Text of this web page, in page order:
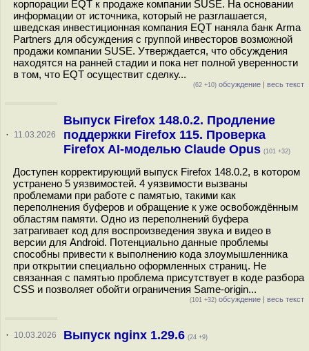
корпорации EQT к продаже компании SUSE. На основании
информации от источника, который не разглашается,
шведская инвестиционная компания EQT наняла банк Arma
Partners для обсуждения с группой инвесторов возможной
продажи компании SUSE. Утверждается, что обсуждения
находятся на ранней стадии и пока нет полной уверенности
в том, что EQT осуществит сделку...
(62 +10) обсуждение | весь текст
· 11.03.2026
Выпуск Firefox 148.0.2. Продление
поддержки Firefox 115. Проверка
Firefox AI-моделью Claude Opus (101 +32)
Доступен корректирующий выпуск Firefox 148.0.2, в котором
устранено 5 уязвимостей. 4 уязвимости вызваны
проблемами при работе с памятью, такими как
переполнения буферов и обращение к уже освобождённым
областям памяти. Одно из переполнений буфера
затрагивает код для воспроизведения звука и видео в
версии для Android. Потенциально данные проблемы
способны привести к выполнению кода злоумышленника
при открытии специально оформленных страниц. Не
связанная с памятью проблема присутствует в коде разбора
CSS и позволяет обойти ограничения Same-origin...
(101 +32) обсуждение | весь текст
· 10.03.2026 Выпуск nginx 1.29.6 (24 +9)